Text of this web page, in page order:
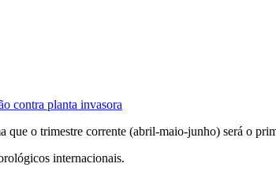
contra planta invasora
que o trimestre corrente (abril-maio-junho) será o
internacionais.